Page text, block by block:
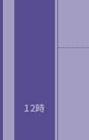
12時